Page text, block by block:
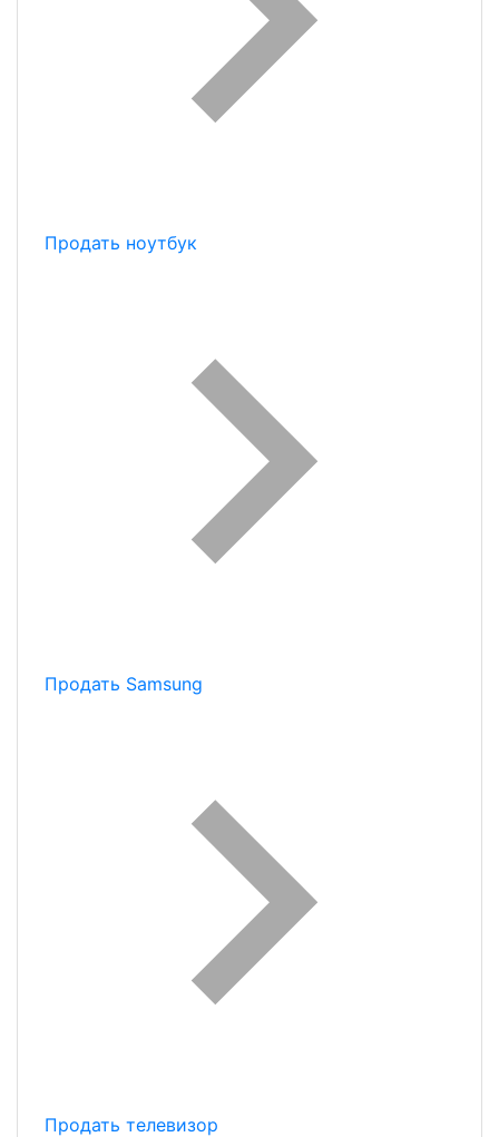
Продать ноутбук
Продать Samsung
Продать телевизор